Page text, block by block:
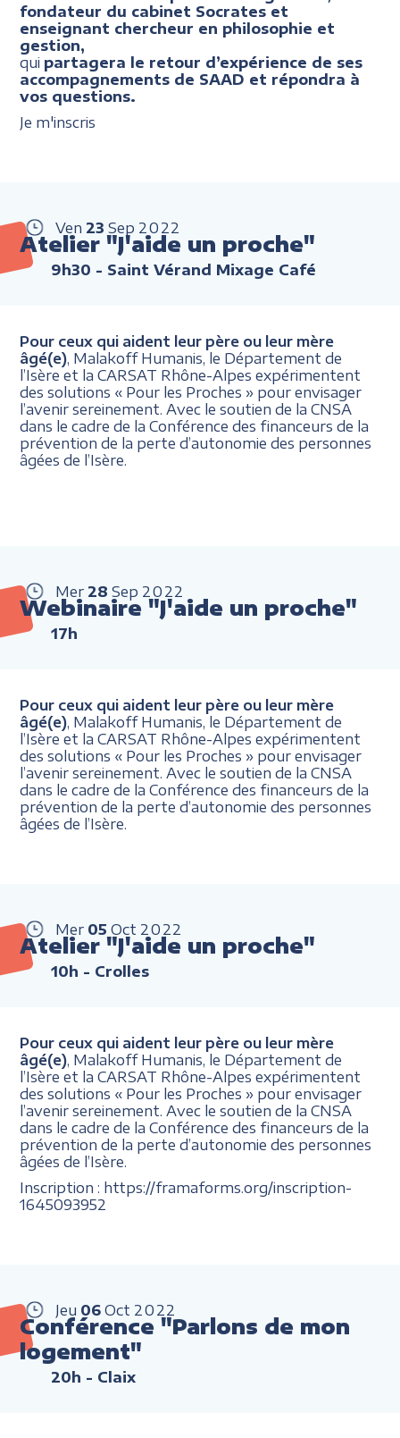
fondateur du cabinet Socrates et
enseignant chercheur en philosophie et
gestion,
qui partagera le retour d’expérience de ses
accompagnements de SAAD et répondra à
vos questions.
Je m'inscris
Ven 23 Sep 2022
Atelier "J'aide un proche"
9h30 - Saint Vérand Mixage Café
Pour ceux qui aident leur père ou leur mère
âgé(e) , Malakoff Humanis, le Département de
l’Isère et la CARSAT Rhône-Alpes expérimentent
des solutions « Pour les Proches » pour envisager
l’avenir sereinement. Avec le soutien de la CNSA
dans le cadre de la Conférence des financeurs de la
prévention de la perte d’autonomie des personnes
âgées de l’Isère.
Mer 28 Sep 2022
Webinaire "J'aide un proche"
17h
Pour ceux qui aident leur père ou leur mère
âgé(e) , Malakoff Humanis, le Département de
l’Isère et la CARSAT Rhône-Alpes expérimentent
des solutions « Pour les Proches » pour envisager
l’avenir sereinement. Avec le soutien de la CNSA
dans le cadre de la Conférence des financeurs de la
prévention de la perte d’autonomie des personnes
âgées de l’Isère.
Mer 05 Oct 2022
Atelier "J'aide un proche"
10h - Crolles
Pour ceux qui aident leur père ou leur mère
âgé(e) , Malakoff Humanis, le Département de
l’Isère et la CARSAT Rhône-Alpes expérimentent
des solutions « Pour les Proches » pour envisager
l’avenir sereinement. Avec le soutien de la CNSA
dans le cadre de la Conférence des financeurs de la
prévention de la perte d’autonomie des personnes
âgées de l’Isère.
Inscription : https://framaforms.org/inscription-
1645093952
Jeu 06 Oct 2022
Conférence "Parlons de mon
logement"
20h - Claix